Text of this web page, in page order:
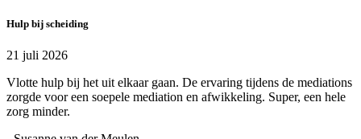
Hulp bij scheiding
21 juli 2026
Vlotte hulp bij het uit elkaar gaan. De ervaring tijdens de mediations
zorgde voor een soepele mediation en afwikkeling. Super, een hele
zorg minder.